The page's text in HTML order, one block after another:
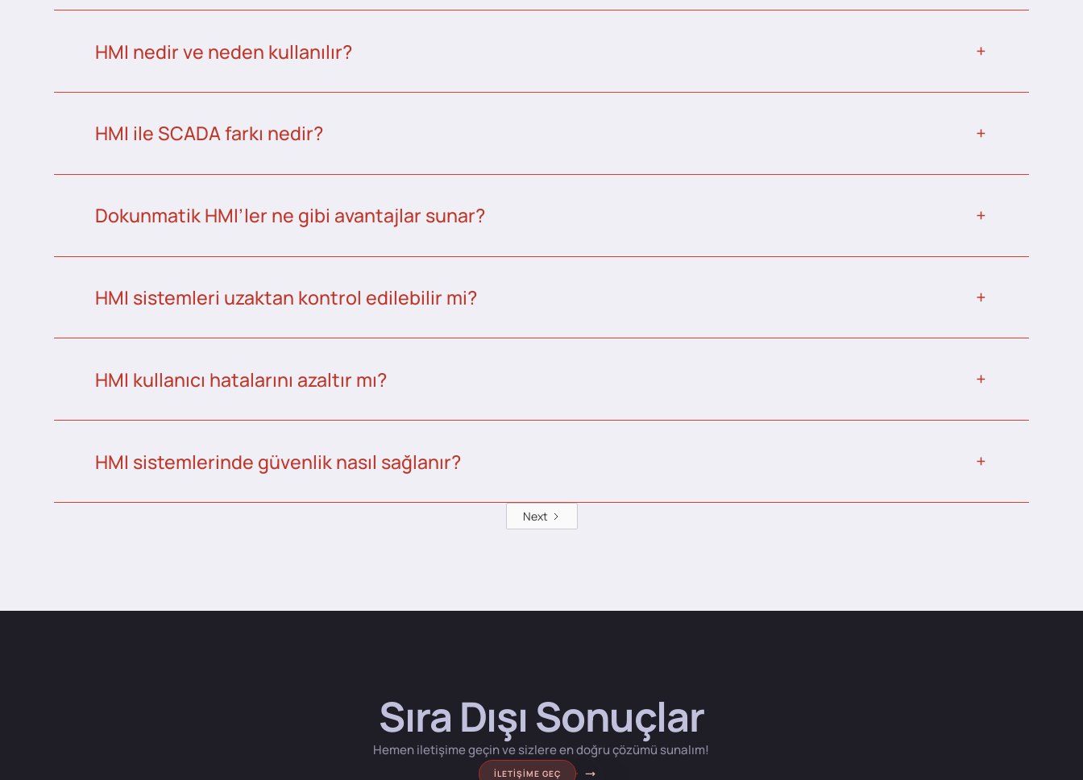
HMI nedir ve neden kullanılır?
HMI ile SCADA farkı nedir?
Dokunmatik HMI’ler ne gibi avantajlar sunar?
HMI sistemleri uzaktan kontrol edilebilir mi?
HMI kullanıcı hatalarını azaltır mı?
HMI sistemlerinde güvenlik nasıl sağlanır?
Next
Sıra Dışı Sonuçlar
Hemen iletişime geçin ve sizlere en doğru çözümü sunalım!
İLETIŞIME GEÇ